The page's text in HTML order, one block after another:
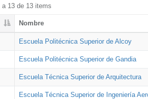
a 13 de 13 items
Nombre
Escuela Politécnica Superior de Alcoy
Escuela Politécnica Superior de Gandia
Escuela Técnica Superior de Arquitectura
Escuela Técnica Superior de Ingeniería